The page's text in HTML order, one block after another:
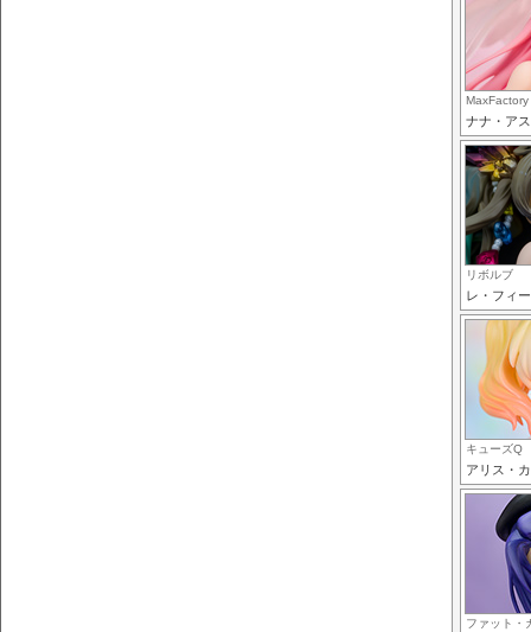
MaxFactory
ナナ・ア
リボルブ
レ・フィ
キューズQ
アリス・
ファット・